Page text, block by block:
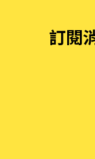
訂閱